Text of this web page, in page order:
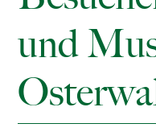
und